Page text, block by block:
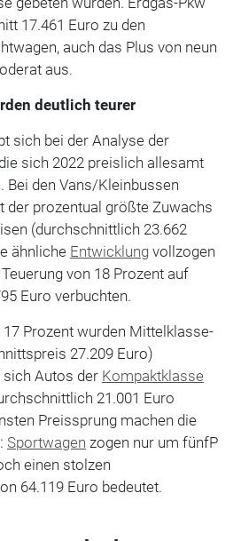
17.461 Euro zu den
auch das Plus von neun
aus.
deutlich teurer
sich bei der Analyse der
sich 2022 preislich allesamt
Bei den Vans/Kleinbussen
der prozentual größte Zuwachs
(durchschnittlich 23.662
ähnliche Entwicklungvollzogen
von 18 Prozent auf
Euro verbuchten.
Prozent wurden Mittelklasse-
27.209 Euro)
sich Autos der Kompaktklasse
21.001 Euro
Preissprung machen die
Sportwagen zogen nur um fünfP
einen stolzen
64.119 Euro bedeutet.